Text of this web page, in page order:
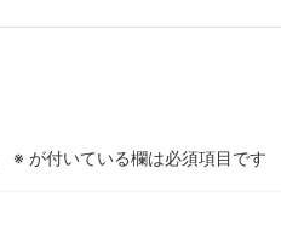
※ が付いている欄は必須項目です